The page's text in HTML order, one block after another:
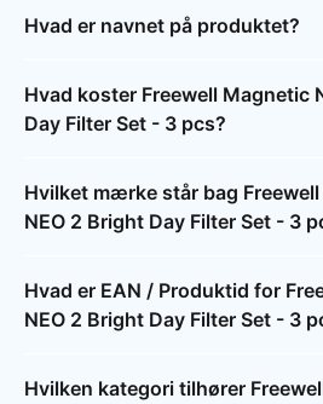
Hvad er navnet på produktet?
Hvad koster Freewell Magnetic
Day Filter Set - 3 pcs?
Hvilket mærke står bag
NEO 2 Bright Day Filter Set - 3
Hvad er EAN / Produktid for
NEO 2 Bright Day Filter Set - 3
Hvilken kategori tilhører